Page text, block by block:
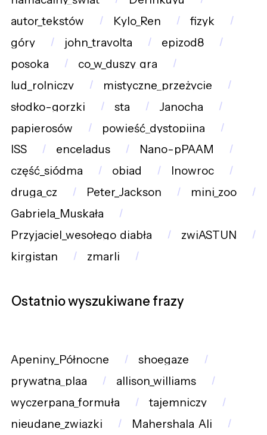
autor_tekstów
Kylo_Ren
fizyk
góry
john_travolta
epizod8
posoka
co_w_duszy_gra
lud_rolniczy
mistyczne_przeżycie
słodko-gorzki
sta
Janocha
papierosów
powieść_dystopijna
ISS
enceladus
Nano-pPAAM
część_siódma
obiad
Inowroc
druga_cz
Peter_Jackson
mini_zoo
Gabriela_Muskała
Przyjaciel_wesołego_diabła
zwiASTUN
kirgistan
zmarli
Ostatnio wyszukiwane frazy
Apeniny_Północne
shoegaze
prywatna_plaa
allison_williams
wyczerpana_formuła
tajemniczy
nieudane_związki
Mahershala_Ali